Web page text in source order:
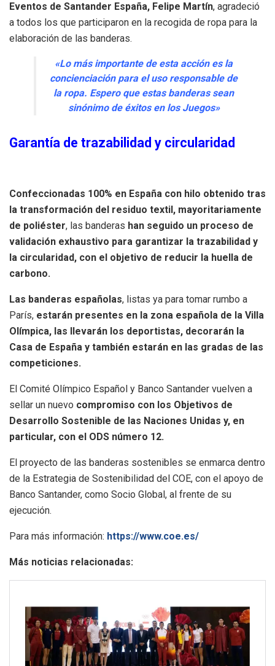
Eventos de Santander España, Felipe Martín, agradeció
a todos los que participaron en la recogida de ropa para la
elaboración de las banderas.
«Lo más importante de esta acción es la
concienciación para el uso responsable de
la ropa. Espero que estas banderas sean
sinónimo de éxitos en los Juegos»
Garantía de trazabilidad y circularidad
Confeccionadas 100% en España con hilo obtenido tras
la transformación del residuo textil, mayoritariamente
de poliéster, las banderas han seguido un proceso de
validación exhaustivo para garantizar la trazabilidad y
la circularidad, con el objetivo de reducir la huella de
carbono.
Las banderas españolas, listas ya para tomar rumbo a
París, estarán presentes en la zona española de la Villa
Olímpica, las llevarán los deportistas, decorarán la
Casa de España y también estarán en las gradas de las
competiciones.
El Comité Olímpico Español y Banco Santander vuelven a
sellar un nuevo compromiso con los Objetivos de
Desarrollo Sostenible de las Naciones Unidas y, en
particular, con el ODS número 12.
El proyecto de las banderas sostenibles se enmarca dentro
de la Estrategia de Sostenibilidad del COE, con el apoyo de
Banco Santander, como Socio Global, al frente de su
ejecución.
Para más información: https://www.coe.es/
Más noticias relacionadas: